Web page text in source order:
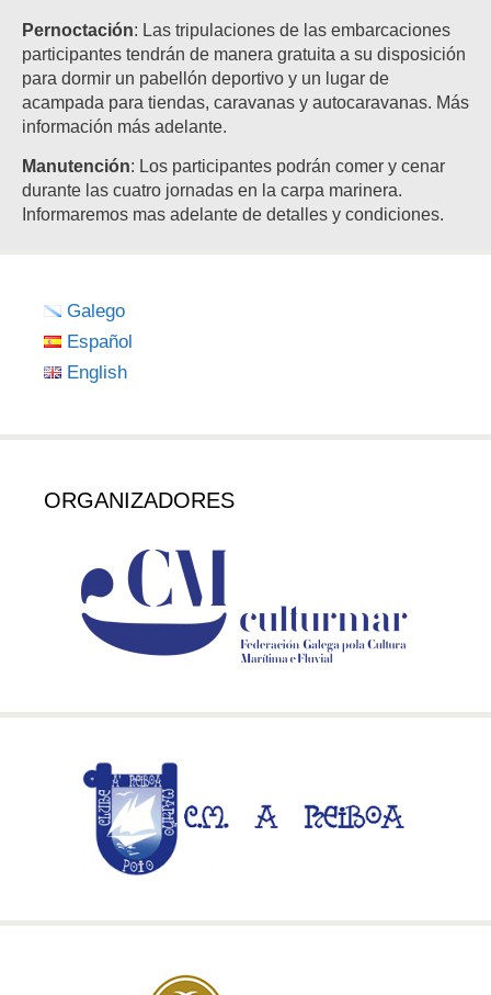
Pernoctación: Las tripulaciones de las embarcaciones
participantes tendrán de manera gratuita a su disposición
para dormir un pabellón deportivo y un lugar de
acampada para tiendas, caravanas y autocaravanas. Más
información más adelante.
Manutención: Los participantes podrán comer y cenar
durante las cuatro jornadas en la carpa marinera.
Informaremos mas adelante de detalles y condiciones.
Galego
Español
English
ORGANIZADORES